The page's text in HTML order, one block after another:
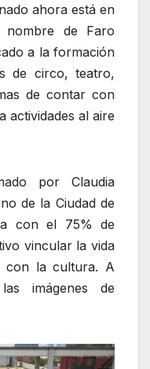
ahora está en
nombre de Faro
a la formación
de circo, teatro,
de contar con
actividades al aire
por Claudia
de la Ciudad de
con el 75% de
vincular la vida
con la cultura. A
imágenes de